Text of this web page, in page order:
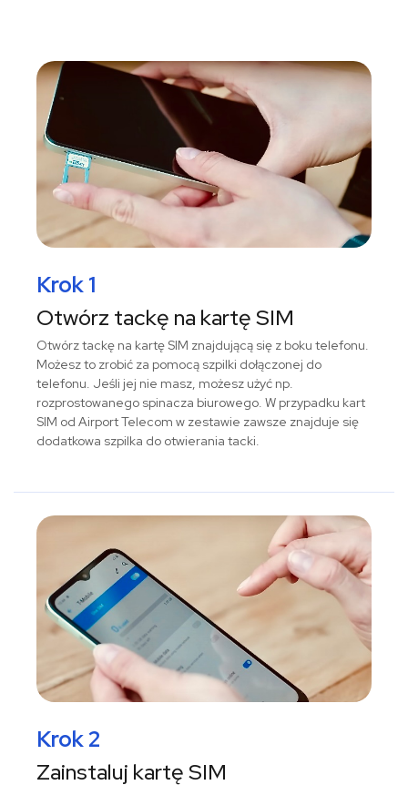
Krok 1
Otwórz tackę na kartę SIM
Otwórz tackę na kartę SIM znajdującą się z boku telefonu.
Możesz to zrobić za pomocą szpilki dołączonej do
telefonu. Jeśli jej nie masz, możesz użyć np.
rozprostowanego spinacza biurowego. W przypadku kart
SIM od Airport Telecom w zestawie zawsze znajduje się
dodatkowa szpilka do otwierania tacki.
Krok 2
Zainstaluj kartę SIM